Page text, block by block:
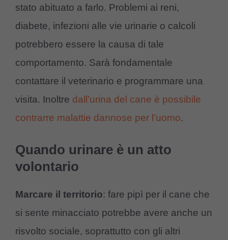
stato abituato a farlo. Problemi ai reni,
diabete, infezioni alle vie urinarie o calcoli
potrebbero essere la causa di tale
comportamento. Sarà fondamentale
contattare il veterinario e programmare una
visita. Inoltre dall’urina del cane è possibile
contrarre malattie dannose per l’uomo.
Quando urinare è un atto
volontario
Marcare il territorio: fare pipì per il cane che
si sente minacciato potrebbe avere anche un
risvolto sociale, soprattutto con gli altri